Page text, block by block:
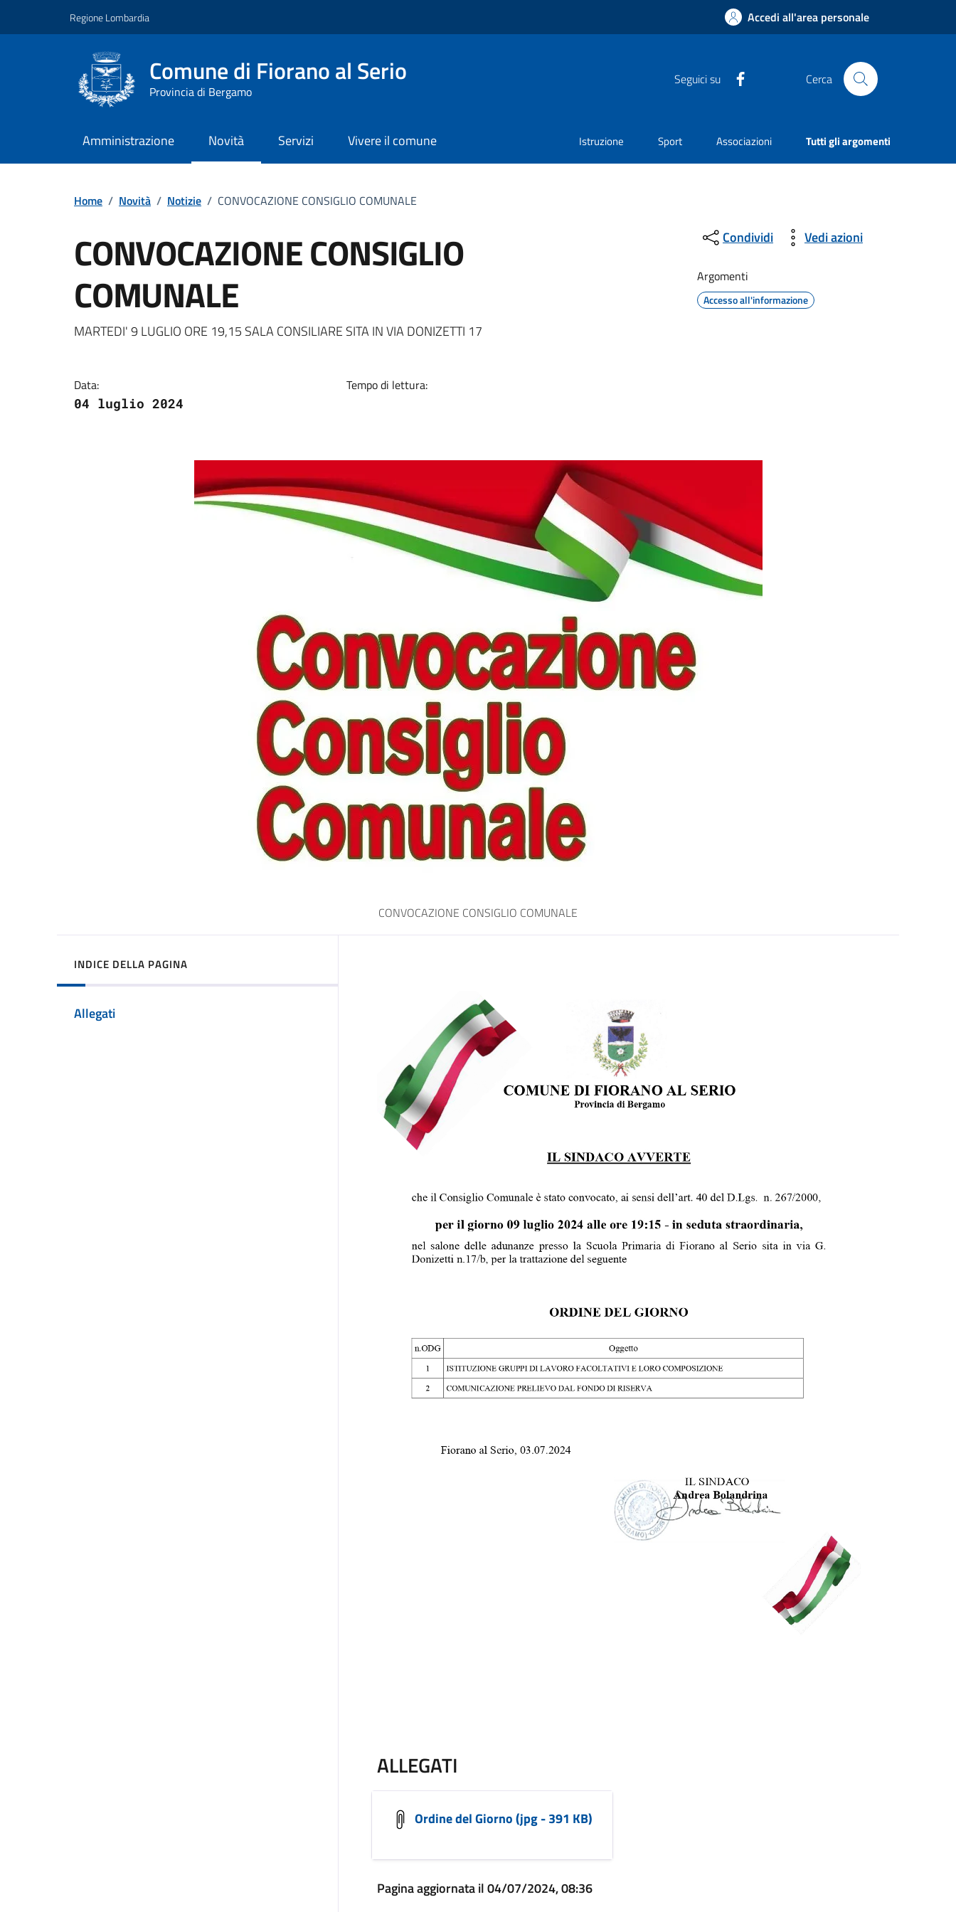
Regione Lombardia Accedi all'area personale
Comune di Fiorano al Serio
Provincia di Bergamo
Seguici su Cerca
Amministrazione Novità Servizi Vivere il comune Istruzione Sport Associazioni Tutti gli argomenti
Home / Novità / Notizie / CONVOCAZIONE CONSIGLIO COMUNALE
CONVOCAZIONE CONSIGLIO
COMUNALE
Dettagli della notizia
MARTEDI' 9 LUGLIO ORE 19,15 SALA CONSILIARE SITA IN VIA DONIZETTI 17
Data:
04 luglio 2024
Tempo di lettura:
Condividi Vedi azioni
Argomenti
Accesso all'informazione
CONVOCAZIONE CONSIGLIO COMUNALE
INDICE DELLA PAGINA
Allegati
ALLEGATI
Ordine del Giorno (jpg - 391 KB)
Pagina aggiornata il 04/07/2024, 08:36